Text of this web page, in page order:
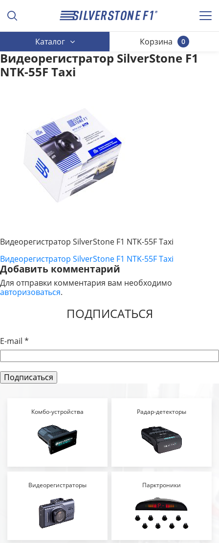
Каталог 0
Корзина
Видеорегистратор SilverStone F1
NTK-55F Taxi
Видеорегистратор SilverStone F1 NTK-55F Taxi
НАВИГАЦИЯ
ПО
ЗАПИСЯМ
Видеорегистратор SilverStone F1 NTK-55F Taxi
Добавить комментарий
Для отправки комментария вам необходимо
авторизоваться.
ПОДПИСАТЬСЯ
E-mail *
Комбо-устройства Радар-детекторы
Видеорегистраторы Парктроники